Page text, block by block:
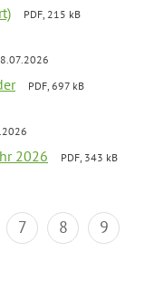
PDF, 215 kB
PDF, 697 kB
2026
PDF, 343 kB
7 8
9